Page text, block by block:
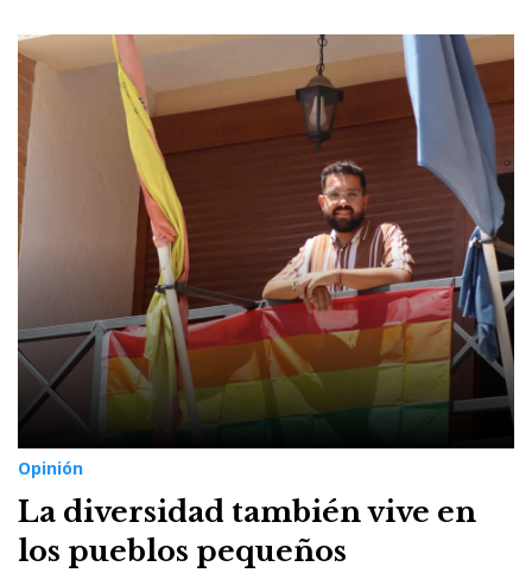
Autor:
Cristian
Luján
Opinión
La diversidad también vive en
los pueblos pequeños